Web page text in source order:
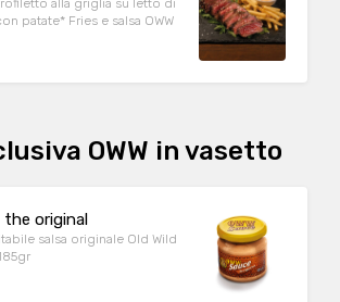
alla griglia su letto di
patate* Fries e salsa OWW
OWW in vasetto
the original
salsa originale Old Wild